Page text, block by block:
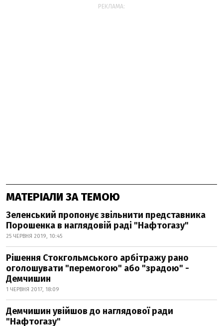
РЕКЛАМА:
МАТЕРІАЛИ ЗА ТЕМОЮ
Зеленський пропонує звільнити представника
Порошенка в наглядовій раді "Нафтогазу"
25 ЧЕРВНЯ 2019, 10:45
Рішення Стокгольмського арбітражу рано
оголошувати "перемогою" або "зрадою" -
Демчишин
1 ЧЕРВНЯ 2017, 18:09
Демчишин увійшов до наглядової ради
"Нафтогазу"